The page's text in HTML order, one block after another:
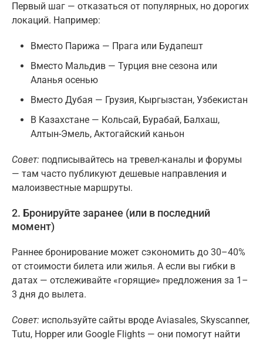
Первый шаг — отказаться от популярных, но дорогих
локаций. Например:
Вместо Парижа — Прага или Будапешт
Вместо Мальдив — Турция вне сезона или
Аланья осенью
Вместо Дубая — Грузия, Кыргызстан, Узбекистан
В Казахстане — Кольсай, Бурабай, Балхаш,
Алтын-Эмель, Актогайский каньон
Совет: подписывайтесь на тревел-каналы и форумы
— там часто публикуют дешевые направления и
малоизвестные маршруты.
2. Бронируйте заранее (или в последний
момент)
Раннее бронирование может сэкономить до 30–40%
от стоимости билета или жилья. А если вы гибки в
датах — отслеживайте «горящие» предложения за 1–
3 дня до вылета.
Совет: используйте сайты вроде Aviasales, Skyscanner,
Tutu, Hopper или Google Flights — они помогут найти